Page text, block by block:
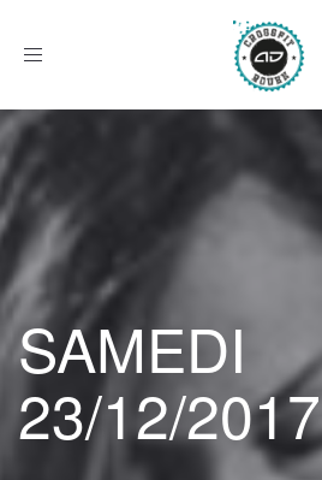
Afficher
SAMEDI
23/12/2017